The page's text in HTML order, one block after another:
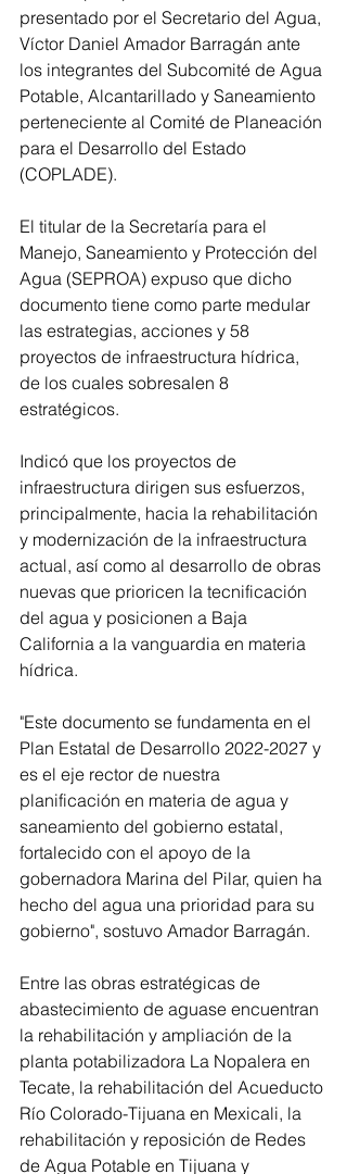
presentado por el Secretario del Agua,
Víctor Daniel Amador Barragán ante
los integrantes del Subcomité de Agua
Potable, Alcantarillado y Saneamiento
perteneciente al Comité de Planeación
para el Desarrollo del Estado
(COPLADE).
El titular de la Secretaría para el
Manejo, Saneamiento y Protección del
Agua (SEPROA) expuso que dicho
documento tiene como parte medular
las estrategias, acciones y 58
proyectos de infraestructura hídrica,
de los cuales sobresalen 8
estratégicos.
Indicó que los proyectos de
infraestructura dirigen sus esfuerzos,
principalmente, hacia la rehabilitación
y modernización de la infraestructura
actual, así como al desarrollo de obras
nuevas que prioricen la tecnificación
del agua y posicionen a Baja
California a la vanguardia en materia
hídrica.
"Este documento se fundamenta en el
Plan Estatal de Desarrollo 2022-2027 y
es el eje rector de nuestra
planificación en materia de agua y
saneamiento del gobierno estatal,
fortalecido con el apoyo de la
gobernadora Marina del Pilar, quien ha
hecho del agua una prioridad para su
gobierno", sostuvo Amador Barragán.
Entre las obras estratégicas de
abastecimiento de aguase encuentran
la rehabilitación y ampliación de la
planta potabilizadora La Nopalera en
Tecate, la rehabilitación del Acueducto
Río Colorado-Tijuana en Mexicali, la
rehabilitación y reposición de Redes
de Agua Potable en Tijuana y